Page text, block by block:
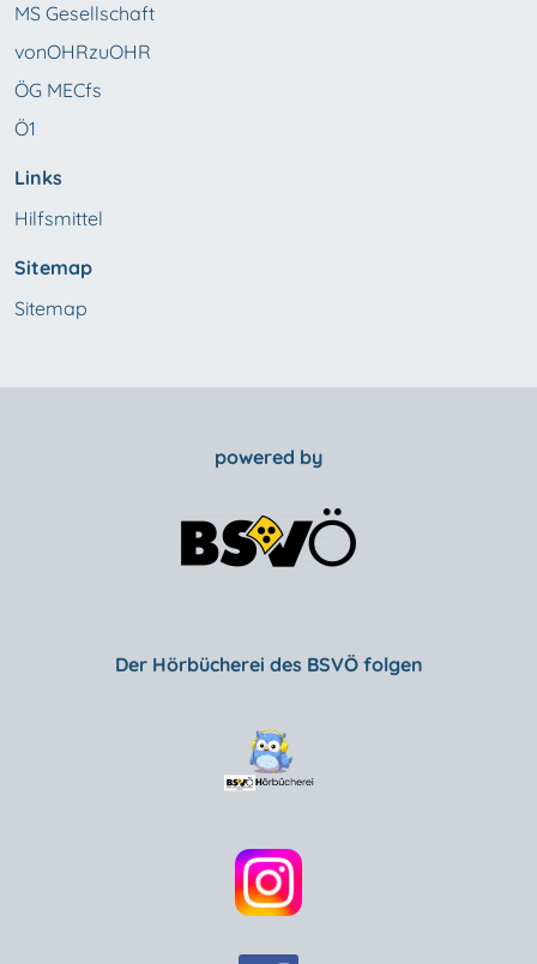
MS Gesellschaft
vonOHRzuOHR
ÖG MECfs
Ö1
Links
Hilfsmittel
Sitemap
Sitemap
powered by
Der Hörbücherei des BSVÖ folgen